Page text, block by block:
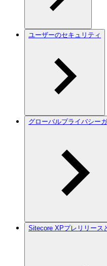
ユーザーのセキュリティ
グローバルプライバシー
Sitecore XPプレリリース